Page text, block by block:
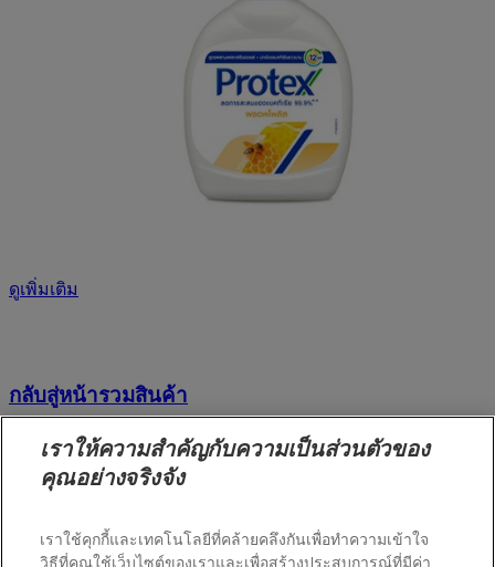
ดูเพิ่มเติม
กลับสู่หน้ารวมสินค้า
หน้าแรก
กล้าเปื้อนเพื่อเปลี่ยน
ผลิตภัณฑ์ดูแลคุณ
เราให้ความสำคัญกับความเป็นส่วนตัวของ
คุณอย่างจริงจัง
เราใช้คุกกี้และเทคโนโลยีที่คล้ายคลึงกันเพื่อทำความเข้าใจ
วิธีที่คุณใช้เว็บไซต์ของเราและเพื่อสร้างประสบการณ์ที่มีค่า